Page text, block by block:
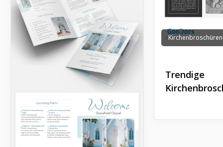
Kirchenbroschüren
Trendige